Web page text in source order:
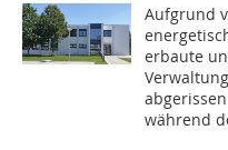
Aufgrund
erbaute
während